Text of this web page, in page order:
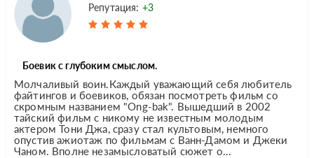
Репутация: +3
Боевик с глубоким смыслом.
Молчаливый воин.Каждый уважающий себя любитель
файтингов и боевиков, обязан посмотреть фильм со
скромным названием "Ong-bak". Вышедший в 2002
тайский фильм с никому не известным молодым
актером Тони Джа, сразу стал культовым, немного
опустив ажиотаж по фильмам с Ванн-Дамом и Джеки
Чаном. Вполне незамысловатый сюжет о...